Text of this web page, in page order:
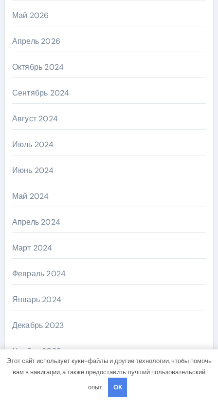
Май 2026
Апрель 2026
Октябрь 2024
Сентябрь 2024
Август 2024
Июль 2024
Июнь 2024
Май 2024
Апрель 2024
Март 2024
Февраль 2024
Январь 2024
Декабрь 2023
Ноябрь 2023
Октябрь 2023
Этот сайт использует куки-файлы и другие технологии, чтобы помочь
вам в навигации, а также предоставить лучший пользовательский
опыт.
OK